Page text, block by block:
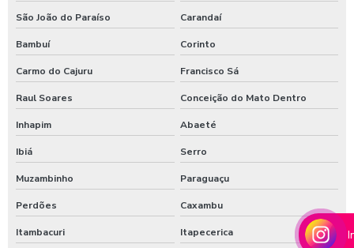
Shampoozeira para lava rápido
Shampoozeira para lavar caminhão
Shampoozeira onde comprar
Shampoozeira pneumática
Shampoozeira profissional
Shampoozeira valor
São João do Paraíso Carandaí
Bambuí Corinto
Carmo do Cajuru Francisco Sá
Raul Soares Conceição do Mato Dentro
Inhapim Abaeté
Ibiá Serro
Muzambinho Paraguaçu
Perdões Caxambu
Itambacuri Itapecerica